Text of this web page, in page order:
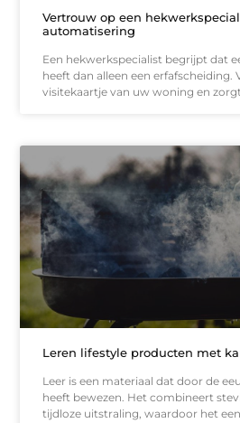
Vertrouw op een
automatisering
Een hekwerkspecialist begrijpt dat
heeft dan alleen een erfafscheiding.
visitekaartje van uw woning en
Leren lifestyle producten met
Leer is een materiaal dat door de
heeft bewezen. Het combineert
tijdloze uitstraling, waardoor het